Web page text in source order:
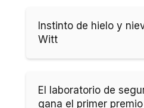
Instinto de hielo y
Witt
El laboratorio de
gana el primer